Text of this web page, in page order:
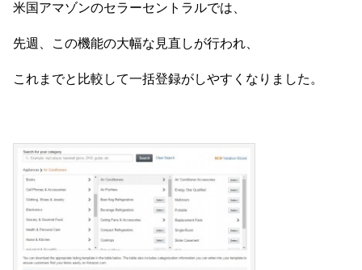
米国アマゾンのセラーセントラルでは、
先週、この機能の大幅な見直しが行われ、
これまでと比較して一括登録がしやすくなりました。